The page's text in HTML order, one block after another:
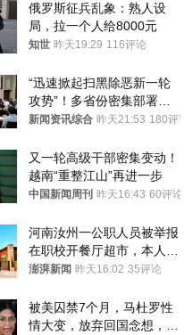
俄罗斯征兵乱象：熟人设
局，拉一个人给8000元
知世 昨天19:29 116评论
“迅速掀起扫黑除恶新一轮
攻势”！多省份密集部署，
公布举报方式
新闻资讯综合 昨天21:53 180评论
又一轮高级干部密集变动！
越南“重整江山”再进一步
中国新闻周刊 昨天16:43 60评论
河南汝州一公职人员被举报
在职校开餐厅超市，本人回
应称“是给别人帮忙”
澎湃新闻 昨天16:02 35评论
被美囚禁7个月，马杜罗性
情大变，放弃回国念想，最